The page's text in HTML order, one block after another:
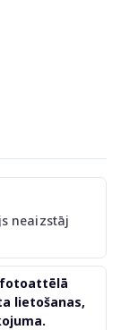
neaizstāj
lietošanas,